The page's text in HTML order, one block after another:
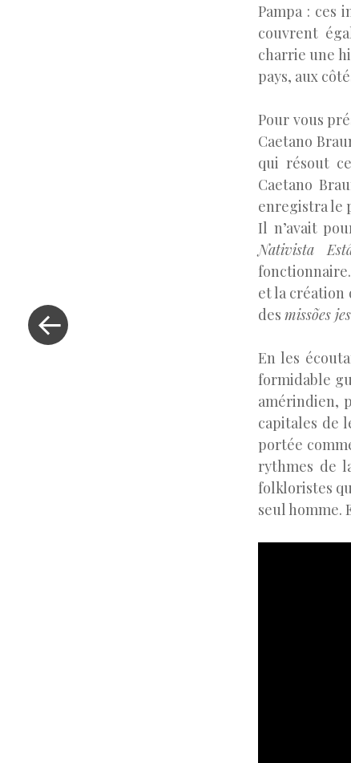
Pampa : ces
couvrent
charrie une
pays, aux
Pour vous
Caetano
qui résout
Caetano
enregistra le
Il n’avait
Nativista
et la
des missões
En les
formidable
amérindien,
capitales de
portée
rythmes de
folkloristes
seul homme.
Previous